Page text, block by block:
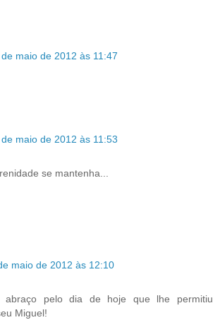
de maio de 2012 às 11:47
de maio de 2012 às 11:53
se mantenha...
maio de 2012 às 12:10
abraço pelo dia de hoje que lhe permitiu
Miguel!